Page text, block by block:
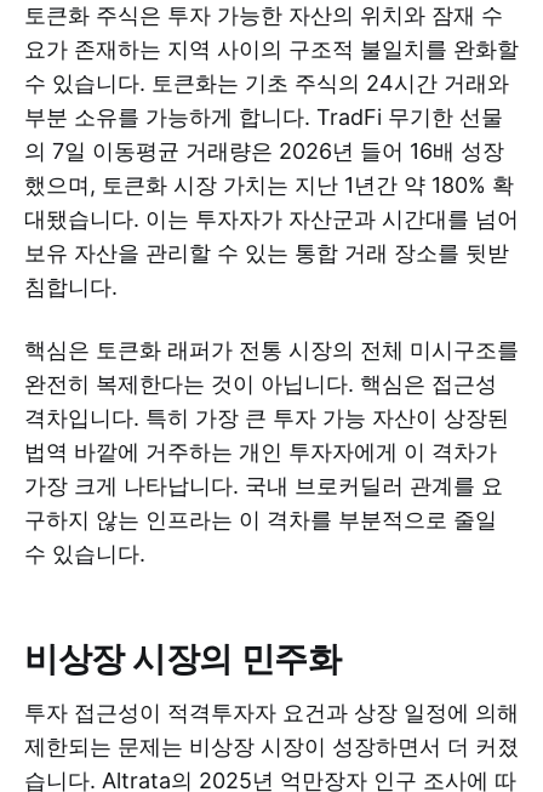
토큰화 주식은 투자 가능한 자산의 위치와 잠재 수
요가 존재하는 지역 사이의 구조적 불일치를 완화할
수 있습니다. 토큰화는 기초 주식의 24시간 거래와
부분 소유를 가능하게 합니다. TradFi 무기한 선물
의 7일 이동평균 거래량은 2026년 들어 16배 성장
했으며, 토큰화 시장 가치는 지난 1년간 약 180% 확
대됐습니다. 이는 투자자가 자산군과 시간대를 넘어
보유 자산을 관리할 수 있는 통합 거래 장소를 뒷받
침합니다.
핵심은 토큰화 래퍼가 전통 시장의 전체 미시구조를
완전히 복제한다는 것이 아닙니다. 핵심은 접근성
격차입니다. 특히 가장 큰 투자 가능 자산이 상장된
법역 바깥에 거주하는 개인 투자자에게 이 격차가
가장 크게 나타납니다. 국내 브로커딜러 관계를 요
구하지 않는 인프라는 이 격차를 부분적으로 줄일
수 있습니다.
비상장 시장의 민주화
투자 접근성이 적격투자자 요건과 상장 일정에 의해
제한되는 문제는 비상장 시장이 성장하면서 더 커졌
습니다. Altrata의 2025년 억만장자 인구 조사에 따